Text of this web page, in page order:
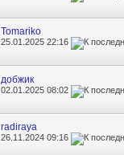
Tomariko
25.01.202522:16
добжик
02.01.202508:02
radiraya
26.11.202409:16